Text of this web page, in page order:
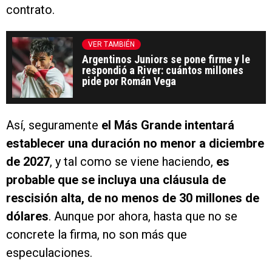
contrato.
VER TAMBIÉN
Argentinos Juniors se pone firme y le
respondió a River: cuántos millones
pide por Román Vega
Así, seguramente el Más Grande intentará
establecer una duración no menor a diciembre
de 2027, y tal como se viene haciendo, es
probable que se incluya una cláusula de
rescisión alta, de no menos de 30 millones de
dólares. Aunque por ahora, hasta que no se
concrete la firma, no son más que
especulaciones.